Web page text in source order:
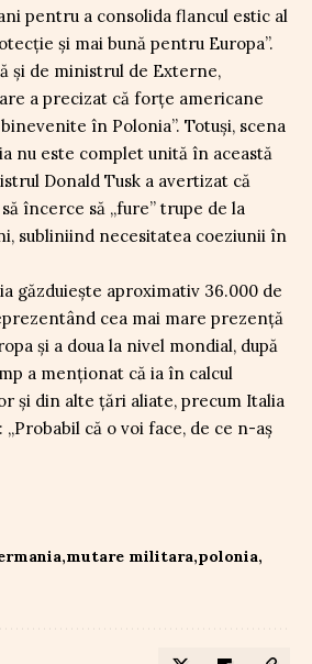
pentru a consolida flancul estic al
și mai bună pentru Europa”.
și de ministrul de Externe,
a precizat că forțe americane
în Polonia”. Totuși, scena
nu este complet unită în această
Donald Tusk a avertizat că
încerce să „fure” trupe de la
subliniind necesitatea coeziunii în
găzduiește aproximativ 36.000 de
cea mai mare prezență
și a doua la nivel mondial, după
a menționat că ia în calcul
și din alte țări aliate, precum Italia
„Probabil că o voi face, de ce n-aș
mutare militara polonia